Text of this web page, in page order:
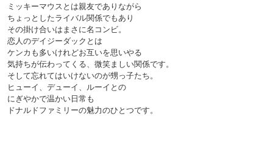
ミッキーマウスとは親友でありながら
ちょっとしたライバル関係でもあり
その掛け合いはまさに名コンビ。
恋人のデイジーダックとは
ケンカも多いけれどお互いを思いやる
気持ちが伝わってくる、微笑ましい関係です。
そして忘れてはいけないのが甥っ子たち。
ヒューイ、デューイ、ルーイとの
にぎやかで温かい日常も
ドナルドファミリーの魅力のひとつです。